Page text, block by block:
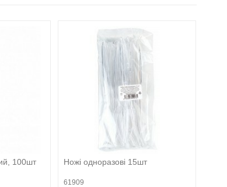
100шт
Ножі одноразові 15шт
61909